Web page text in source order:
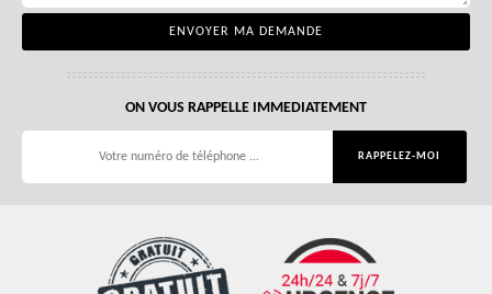
ON VOUS RAPPELLE IMMEDIATEMENT